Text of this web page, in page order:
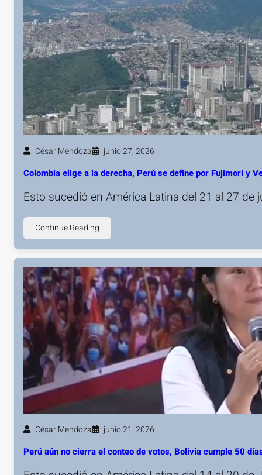
César Mendoza junio 27, 2026
Colombia elige a la derecha, Perú se define por Fujimori y
Esto sucedió en América Latina del 21 al 27
Continue Reading
César Mendoza junio 21, 2026
Perú aún no cierra el conteo de votos, Bolivia cumple 50